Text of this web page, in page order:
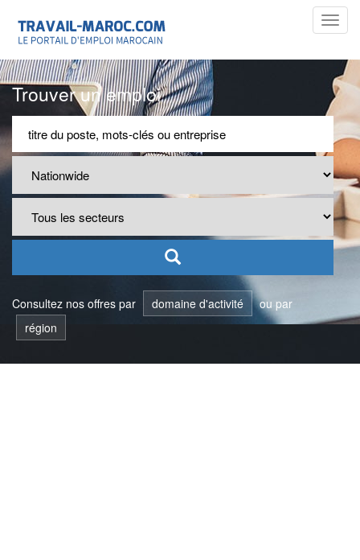
Trouver un emploi
Consultez nos offres par domaine d'activité
ou par
région